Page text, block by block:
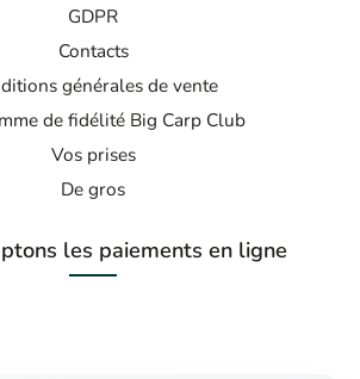
GDPR
Contacts
générales de vente
de fidélité Big Carp Club
Vos prises
De gros
les paiements en ligne